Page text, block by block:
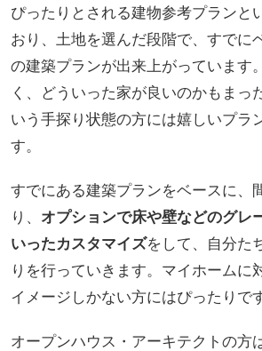
ぴったりとされる建物参考プランと
おり、土地を選んだ段階で、すでに
の建築プランが出来上がっています
く、どういった家が良いのかもまっ
いう手探り状態の方には嬉しいプラ
す。
すでにある建築プランをベースに、
り、 オプションで床や壁などのグレ
いったカスタマイズをして、自分た
りを行っていきます。マイホームに
イメージしかない方にはぴったりです
オープンハウス・アーキテクトの方は